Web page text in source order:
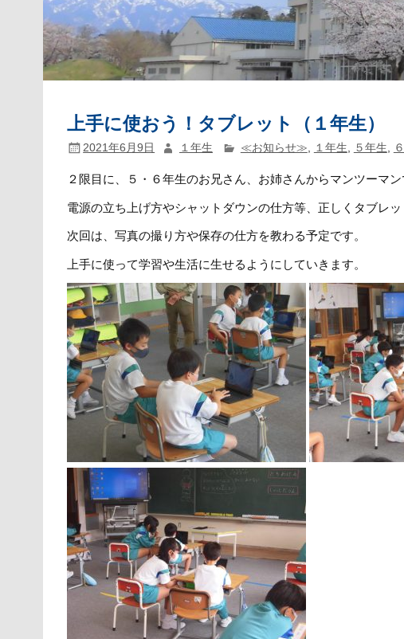
上手に使おう！タブレット（１年生）
2021年6月9日 １年生 ≪お知らせ≫ １年生 ５年生
２限目に、５・６年生のお兄さん、お姉さんからマンツーマ
電源の立ち上げ方やシャットダウンの仕方等、正しくタブレ
次回は、写真の撮り方や保存の仕方を教わる予定です。
上手に使って学習や生活に生せるようにしていきます。